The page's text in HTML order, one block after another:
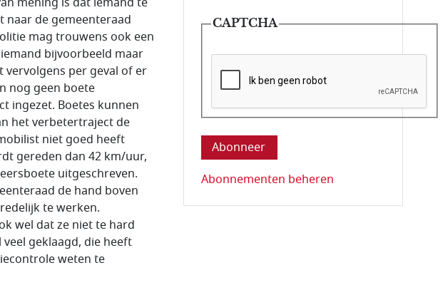
de gemeenteraad
mag trouwens ook een
bijvoorbeeld maar
vervolgens per geval of er
nog geen boete
ingezet. Boetes kunnen
het verbetertraject de
niet goed heeft
gereden dan 42 km/uur,
uitgeschreven.
de hand boven
te werken.
wel dat ze niet te hard
geklaagd, die heeft
weten te
CAPTCHA
Deze vraag is om te controleren dat u
Abonnementen beheren